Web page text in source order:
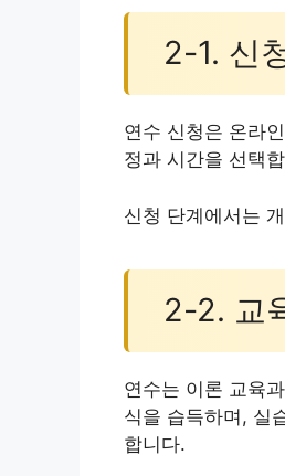
2-1. 신
연수 신청은 온라
정과 시간을 선택
신청 단계에서는
2-2. 교
연수는 이론 교육
식을 습득하며, 실
합니다.